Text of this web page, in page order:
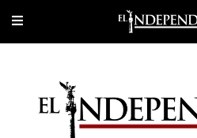
Portada Los Cabos